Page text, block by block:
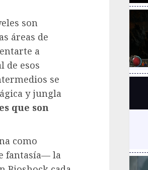
son
áreas de
a
de esos
se
y jungla
que son
como
fantasía— la